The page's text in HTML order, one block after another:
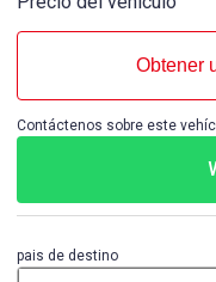
Obtener
Contáctenos sobre este
pais de destino